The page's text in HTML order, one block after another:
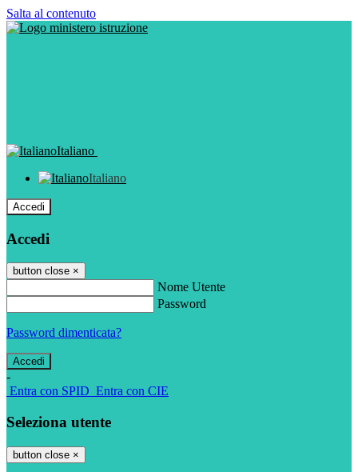
Salta al contenuto
Italiano
Italiano
Accedi
Accedi
button close ×
Nome Utente
Password
Password dimenticata?
-
Entra con SPID Entra con CIE
Seleziona utente
button close ×